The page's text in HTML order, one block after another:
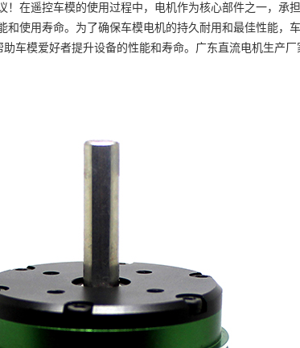
在遥控车模的使用过程中，电机作为核心部件之一，承
使用寿命。为了确保车模电机的持久耐用和最佳性能，
车模爱好者提升设备的性能和寿命。广东直流电机生产